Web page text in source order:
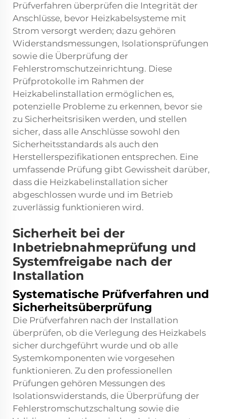
Prüfverfahren überprüfen die Integrität der
Anschlüsse, bevor Heizkabelsysteme mit
Strom versorgt werden; dazu gehören
Widerstandsmessungen, Isolationsprüfungen
sowie die Überprüfung der
Fehlerstromschutzeinrichtung. Diese
Prüfprotokolle im Rahmen der
Heizkabelinstallation ermöglichen es,
potenzielle Probleme zu erkennen, bevor sie
zu Sicherheitsrisiken werden, und stellen
sicher, dass alle Anschlüsse sowohl den
Sicherheitsstandards als auch den
Herstellerspezifikationen entsprechen. Eine
umfassende Prüfung gibt Gewissheit darüber,
dass die Heizkabelinstallation sicher
abgeschlossen wurde und im Betrieb
zuverlässig funktionieren wird.
Sicherheit bei der
Inbetriebnahmeprüfung und
Systemfreigabe nach der
Installation
Systematische Prüfverfahren und
Sicherheitsüberprüfung
Die Prüfverfahren nach der Installation
überprüfen, ob die Verlegung des Heizkabels
sicher durchgeführt wurde und ob alle
Systemkomponenten wie vorgesehen
funktionieren. Zu den professionellen
Prüfungen gehören Messungen des
Isolationswiderstands, die Überprüfung der
Fehlerstromschutzschaltung sowie die